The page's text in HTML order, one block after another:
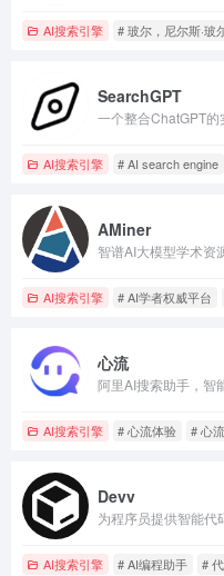
AI搜索引擎 # 玻尔，尼尔斯·
SearchGPT
一个整合ChatGPT的
AI搜索引擎 # AI search engine
AMiner
智谱AI大模型学术资
AI搜索引擎 # AI学者权威平台
心流
阿里AI搜索助手，智
AI搜索引擎 # 心流体验 # 心
Devv
为程序员提供智能代
AI搜索引擎 # AI编程助手 #